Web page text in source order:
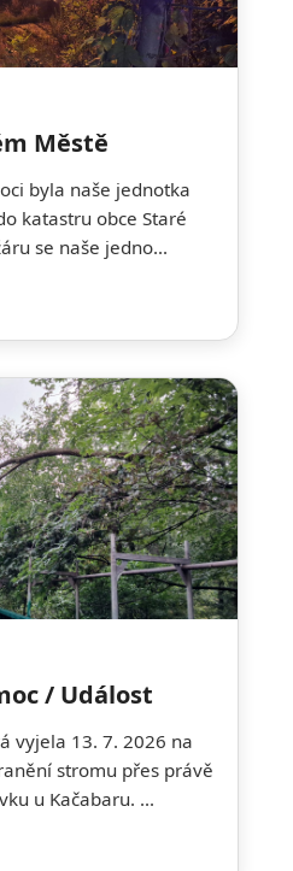
Městě
byla naše jednotka
katastru obce Staré
se naše jedno...
/ Událost
vyjela 13. 7. 2026 na
stromu přes právě
u Kačabaru. ...